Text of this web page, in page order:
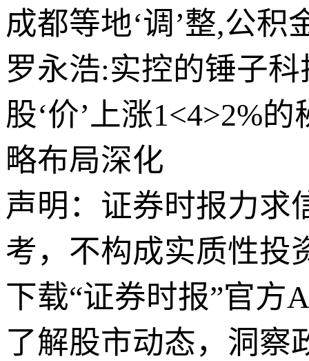
成都等地‘调’整,公积
罗永浩:实控的锤子
股‘价’上涨1<4>2%
略布局深化
声明：证券时报力求
考，不构成实质性投
下载“证券时报”官方
了解股市动态，洞察